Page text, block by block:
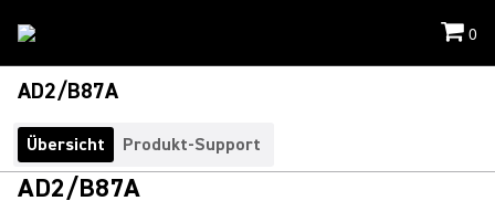
0
AD2/B87A
Übersicht Produkt-Support
AD2/B87A